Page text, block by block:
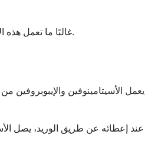
غالبًا ما تعمل هذه الأدوية كجزء من خطة أوسع لإدارة الألم، مما يسمح لفريق الرعاية الصحية الخاص بك باستخدام جرعات أقل من الأدوية الأقوى مثل المواد الأفيونية مع الحفاظ على راحتك.
يعمل الأسيتامينوفين والإيبوبروفين